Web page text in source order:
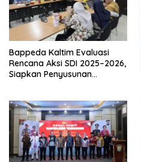
Bappeda Kaltim Evaluasi
Rencana Aksi SDI 2025–2026,
Siapkan Penyusunan